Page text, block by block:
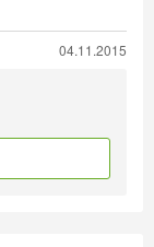
04.11.2015